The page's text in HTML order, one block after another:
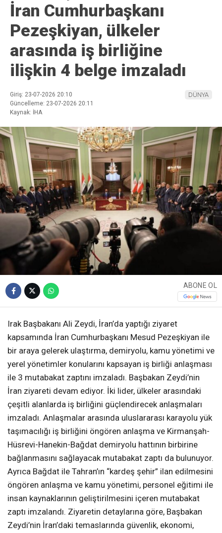
İran Cumhurbaşkanı
Pezeşkiyan, ülkeler
arasında iş birliğine
ilişkin 4 belge imzaladı
Giriş: 23-07-2026 20:10
Güncelleme: 23-07-2026 20:11
Kaynak: İHA
DÜNYA
ABONE OL
Irak Başbakanı Ali Zeydi, İran’da yaptığı ziyaret
kapsamında İran Cumhurbaşkanı Mesud Pezeşkiyan ile
bir araya gelerek ulaştırma, demiryolu, kamu yönetimi ve
yerel yönetimler konularını kapsayan iş birliği anlaşması
ile 3 mutabakat zaptını imzaladı. Başbakan Zeydi’nin
İran ziyareti devam ediyor. İki lider, ülkeler arasındaki
çeşitli alanlarda iş birliğini güçlendirecek anlaşmaları
imzaladı. Anlaşmalar arasında uluslararası karayolu yük
taşımacılığı iş birliğini öngören anlaşma ve Kirmanşah-
Hüsrevi-Hanekin-Bağdat demiryolu hattının birbirine
bağlanmasını sağlayacak mutabakat zaptı da bulunuyor.
Ayrıca Bağdat ile Tahran’ın “kardeş şehir” ilan edilmesini
öngören anlaşma ve kamu yönetimi, personel eğitimi ile
insan kaynaklarının geliştirilmesini içeren mutabakat
zaptı imzalandı. Ziyaretin detaylarına göre, Başbakan
Zeydi’nin İran’daki temaslarında güvenlik, ekonomi,